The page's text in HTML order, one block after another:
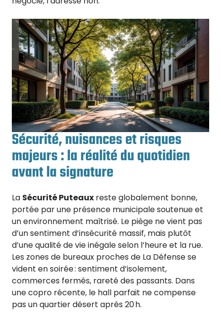
Sécurité, nuisances et risques
majeurs : la réalité du quotidien
avant la signature
La Sécurité Puteaux reste globalement bonne,
portée par une présence municipale soutenue et
un environnement maîtrisé. Le piège ne vient pas
d’un sentiment d’insécurité massif, mais plutôt
d’une qualité de vie inégale selon l’heure et la rue.
Les zones de bureaux proches de La Défense se
vident en soirée : sentiment d’isolement,
commerces fermés, rareté des passants. Dans
une copro récente, le hall parfait ne compense
pas un quartier désert après 20 h.